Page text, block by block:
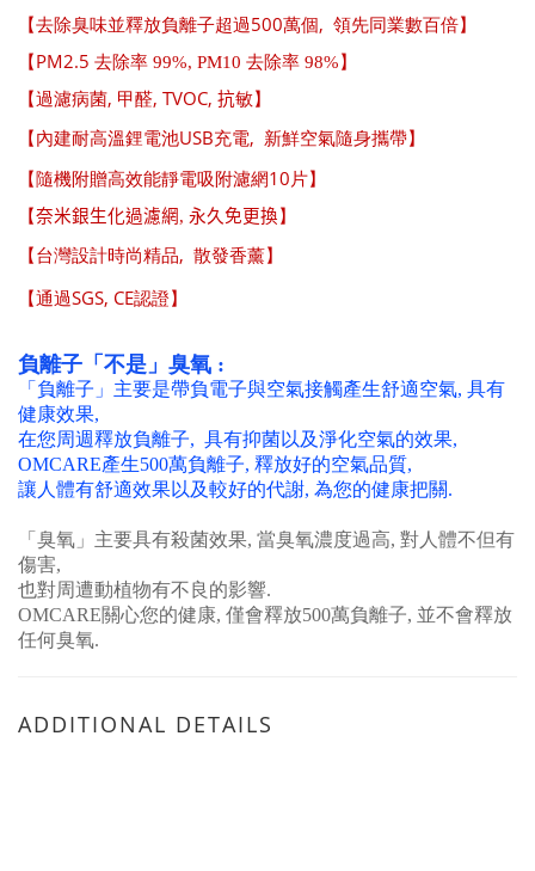
【去除臭味並釋放負離子超過500萬個, 領先同業數百倍】
【 PM2.5 去除率 99%, PM10 去除率 98% 】
【過濾病菌, 甲醛, TVOC, 抗敏】
【內建耐高溫鋰電池USB充電, 新鮮空氣隨身攜帶】
【隨機附贈高效能靜電吸附濾網10 片】
【奈米銀生化過濾網, 永久免更換 】
【台灣設計時尚精品, 散發香薰】
【通過SGS, CE認證】
負離子「不是」臭氧 :
「負離子」主要是帶負電子與空氣接觸產生舒適空氣, 具有
健康效果,
在您周週釋放負離子, 具有抑菌以及淨化空氣的效果,
OMCARE產生500萬負離子, 釋放好的空氣品質,
讓人體有舒適效果以及較好的代謝, 為您的健康把關.
「臭氧」主要具有殺菌效果, 當臭氧濃度過高, 對人體不但有
傷害,
也對周遭動植物有不良的影響.
OMCARE關心您的健康, 僅會釋放500萬負離子, 並不會釋放
任何臭氧.
ADDITIONAL DETAILS